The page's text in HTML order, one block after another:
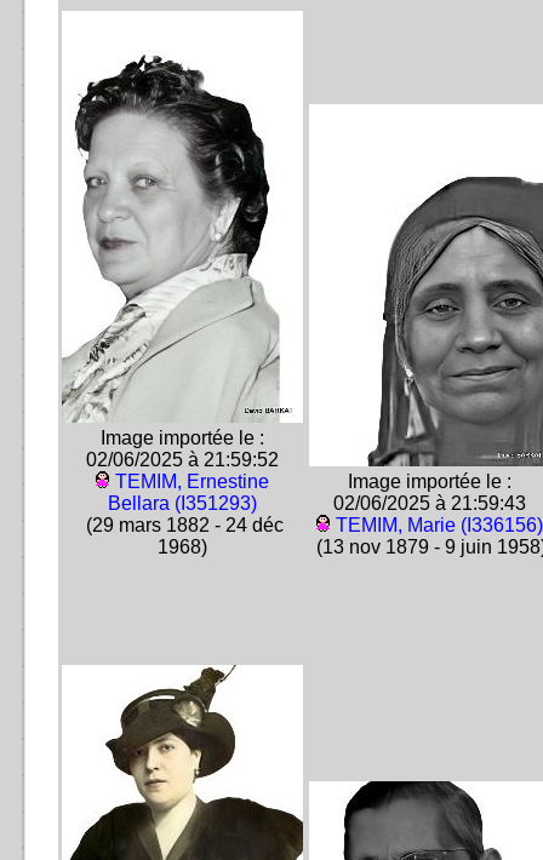
Image importée le :
02/06/2025 à 21:59:52
TEMIM, Ernestine
Bellara (I351293)
(29 mars 1882 - 24 déc
1968)
Image importée le :
02/06/2025 à 21:59:43
TEMIM, Marie (I336156)
(13 nov 1879 - 9 juin